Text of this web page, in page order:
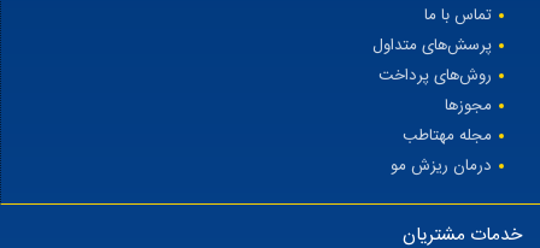
تماس با ما
پرسش‌های متداول
روش‌های پرداخت
مجوزها
مجله مهتاطب
درمان ریزش مو
خدمات مشتریان